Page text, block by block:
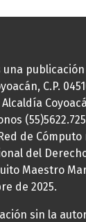
una
C.P.
de Cómputo
del
Maestro
de 2025.
sin la